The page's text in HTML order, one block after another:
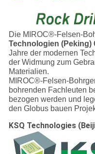
Die MIROC®-Felsen-
Technologien (Peking)
Jahre der modernen
der Widmung zum
Materialien.
MIROC®-Felsen-
bohrenden Fachleuten
bezogen werden und
den Globus bauen
KSQ Technologies